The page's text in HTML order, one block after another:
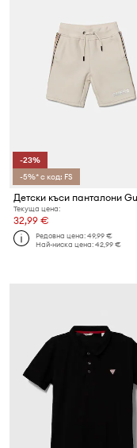
-23%
-5%* с код: FS
Детски къси панталони
Текуща цена:
32,99 €
Редовна цена:49,99 €
Най-ниска цена:42,99 €